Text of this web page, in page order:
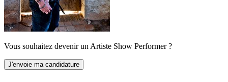
Vous souhaitez devenir un Artiste Show Performer ?